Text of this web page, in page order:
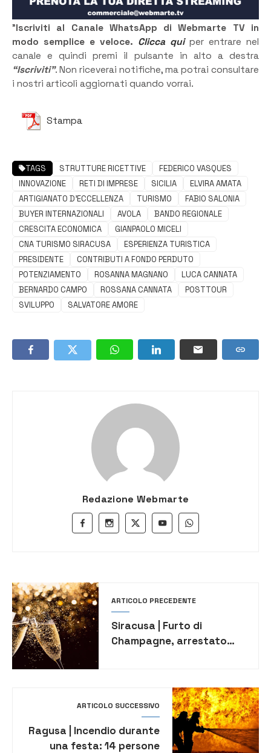
”Iscriviti al Canale WhatsApp di Webmarte TV in
modo semplice e veloce. Clicca quiper entrare nel
canale e quindi premi il pulsante in alto a destra
“Iscriviti”. Non riceverai notifiche, ma potrai consultare
i nostri articoli aggiornati quando vorrai.
Stampa
TAGS STRUTTURE RICETTIVE
FEDERICO VASQUES
INNOVAZIONE
RETI DI IMPRESE SICILIA
ELVIRA AMATA
ARTIGIANATO D'ECCELLENZA
TURISMO
FABIO SALONIA
BUYER INTERNAZIONALI
AVOLA
BANDO REGIONALE
CRESCITA ECONOMICA
GIANPAOLO MICELI
CNA TURISMO SIRACUSA
ESPERIENZA TURISTICA
PRESIDENTE
CONTRIBUTI A FONDO PERDUTO
POTENZIAMENTO
ROSANNA MAGNANO
LUCA CANNATA
BERNARDO CAMPO
ROSSANA CANNATA
POSTTOUR
SVILUPPO
SALVATORE AMORE
Redazione Webmarte
ARTICOLO PRECEDENTE
Siracusa | Furto di
Champagne, arrestato
ARTICOLO SUCCESSIVO
Ragusa | Incendio durante
una festa: 14 persone